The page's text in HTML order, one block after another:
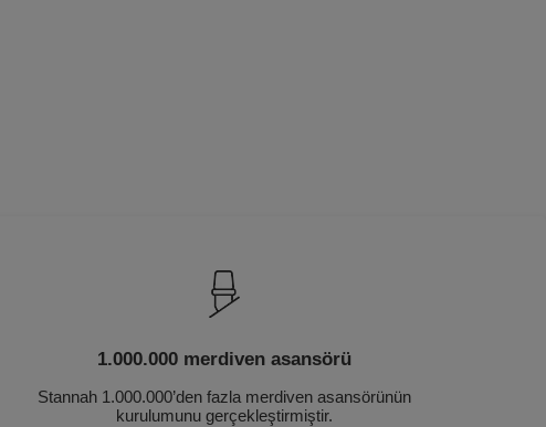
1.000.000 merdiven asansörü
Stannah 1.000.000’den fazla merdiven asansörünün
kurulumunu gerçekleştirmiştir.